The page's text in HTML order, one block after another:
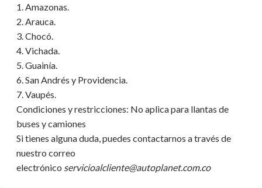
1. Amazonas.
2. Arauca.
3. Chocó.
4. Vichada.
5. Guainía.
6. San Andrés y Providencia.
7. Vaupés.
Condiciones y restricciones: No aplica para llantas de
buses y camiones
Si tienes alguna duda, puedes contactarnos a través de
nuestro correo
electrónico servicioalcliente@autoplanet.com.co